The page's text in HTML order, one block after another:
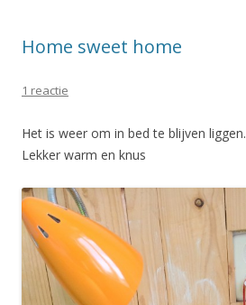
Home sweet home
1 reactie
Het is weer om in bed te blijven liggen.
Lekker warm en knus